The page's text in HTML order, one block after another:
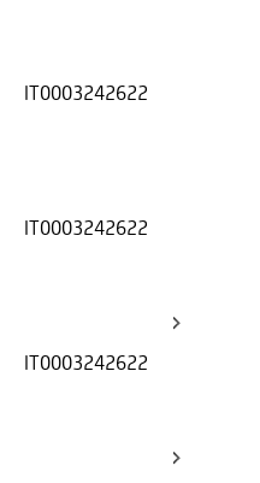
IT0003242622
IT0003242622
IT0003242622